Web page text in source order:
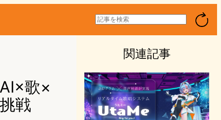
検
索
歌×
戦
関連記事